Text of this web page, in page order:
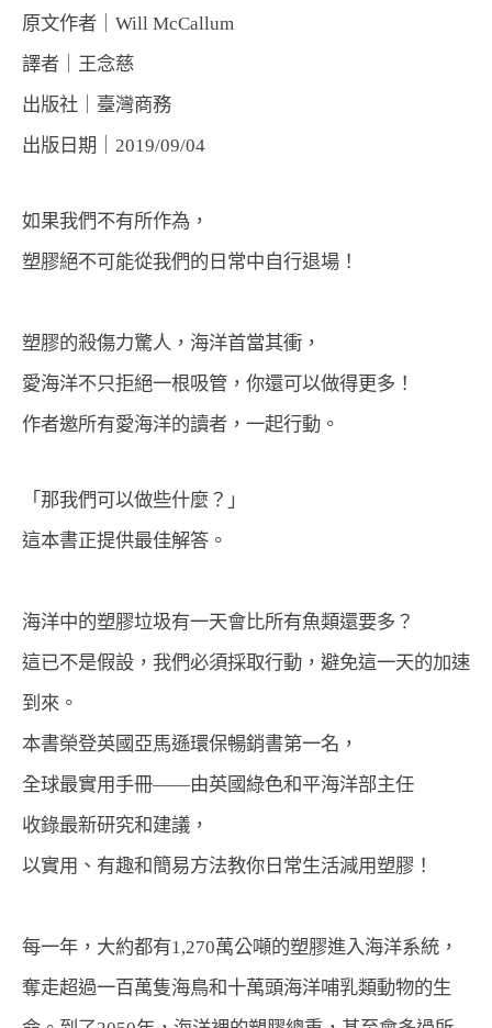
原文作者｜Will McCallum
譯者｜王念慈
出版社｜臺灣商務
出版日期｜2019/09/04
如果我們不有所作為，
塑膠絕不可能從我們的日常中自行退場！
塑膠的殺傷力驚人，海洋首當其衝，
愛海洋不只拒絕一根吸管，你還可以做得更多！
作者邀所有愛海洋的讀者，一起行動。
「那我們可以做些什麼？」
這本書正提供最佳解答。
海洋中的塑膠垃圾有一天會比所有魚類還要多？
這已不是假設，我們必須採取行動，避免這一天的加速
到來。
本書榮登英國亞馬遜環保暢銷書第一名，
全球最實用手冊——由英國綠色和平海洋部主任
收錄最新研究和建議，
以實用、有趣和簡易方法教你日常生活減用塑膠！
每一年，大約都有1,270萬公噸的塑膠進入海洋系統，
奪走超過一百萬隻海鳥和十萬頭海洋哺乳類動物的生